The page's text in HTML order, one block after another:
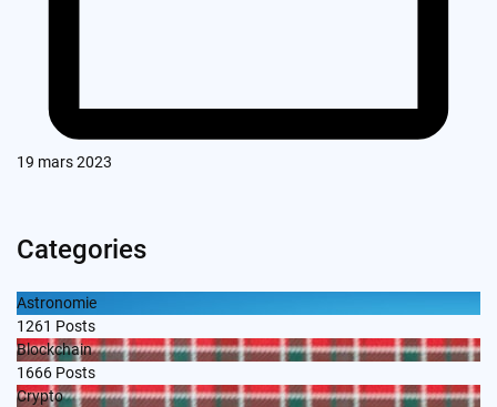
19 mars 2023
Categories
Astronomie
1261 Posts
Blockchain
1666 Posts
Crypto